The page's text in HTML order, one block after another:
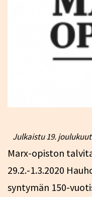
Julkaistu19.
Marx-opiston
29.2.-1.3.2020
syntymän 150-